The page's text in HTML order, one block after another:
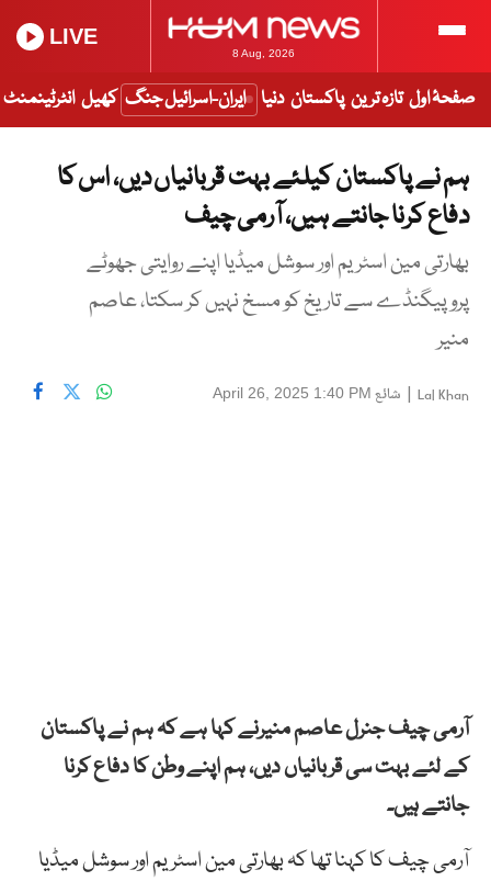
8 Aug, 2026
LIVE
صفحۂ اول تازہ ترین پاکستان دنیا ایران-اسرائیل جنگ کھیل انٹرٹینمنٹ
ہم نے پاکستان کیلئے بہت قربانیاں دیں، اس کا
دفاع کرنا جانتے ہیں، آرمی چیف
بھارتی مین اسٹریم اور سوشل میڈیا اپنے روایتی جھوٹے
پروپیگنڈے سے تاریخ کو مسخ نہیں کر سکتا، عاصم
منیر
Lal Khan
| شائع April 26, 2025 1:40 PM
آرمی چیف جنرل عاصم منیرنے کہا ہے کہ ہم نے پاکستان
کے لئے بہت سی قربانیاں دیں، ہم اپنے وطن کا دفاع کرنا
جانتے ہیں۔
آرمی چیف کا کہنا تھا کہ بھارتی مین اسٹریم اور سوشل میڈیا